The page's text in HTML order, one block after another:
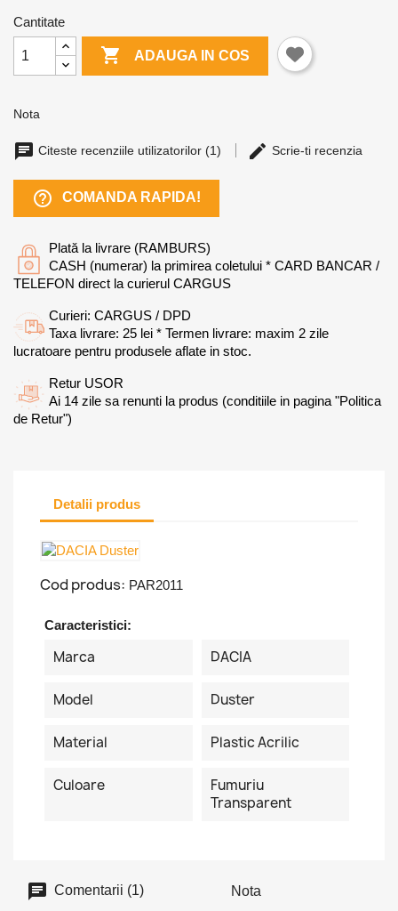
Cantitate
 ADAUGA IN COS
Nota
Citeste recenziile utilizatorilor (1) Scrie-ti recenzia
help_outline COMANDA RAPIDA!
Plată la livrare (RAMBURS)
CASH (numerar) la primirea coletului * CARD BANCAR /
TELEFON direct la curierul CARGUS
Curieri: CARGUS / DPD
Taxa livrare: 25 lei * Termen livrare: maxim 2 zile
lucratoare pentru produsele aflate in stoc.
Retur USOR
Ai 14 zile sa renunti la produs (conditiile in pagina "Politica
de Retur")
Detalii produs
Cod produs: PAR2011
Caracteristici:
Marca DACIA
Model Duster
Material Plastic Acrilic
Culoare
Fumuriu
Transparent
Comentarii (1) Nota